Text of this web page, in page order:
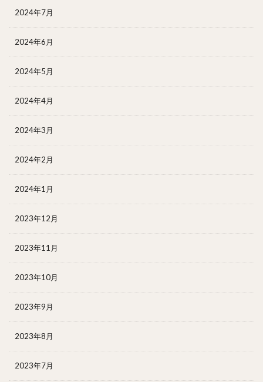
2024年7月
2024年6月
2024年5月
2024年4月
2024年3月
2024年2月
2024年1月
2023年12月
2023年11月
2023年10月
2023年9月
2023年8月
2023年7月